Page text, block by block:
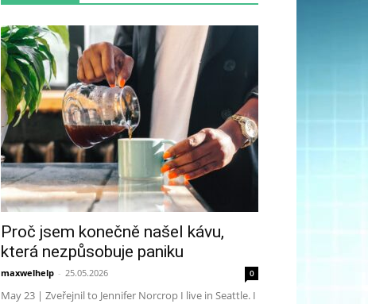
Proč jsem konečně našel kávu,
která nezpůsobuje paniku
maxwelhelp - 25.05.2026 0
May 23 | Zveřejnil to Jennifer Norcrop I live in Seattle. I